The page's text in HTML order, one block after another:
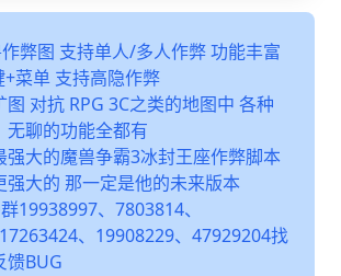
弊图 支持单人/多人作弊 功能丰富
菜单 支持高隐作弊
图 对抗 RPG 3C之类的地图中 各种
无聊的功能全都有
强大的魔兽争霸3冰封王座作弊脚本
强大的 那一定是他的未来版本
19938997、7803814、
、19908229、47929204找
馈BUG